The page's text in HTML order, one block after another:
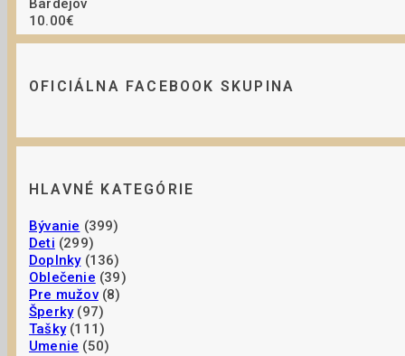
Bardejov
10.00€
OFICIÁLNA FACEBOOK SKUPINA
HLAVNÉ KATEGÓRIE
Bývanie (399)
Deti (299)
Doplnky(136)
Oblečenie (39)
Pre mužov(8)
Šperky(97)
Tašky(111)
Umenie (50)